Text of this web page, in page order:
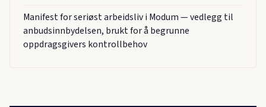
Manifest for seriøst arbeidsliv i Modum — vedlegg til
anbudsinnbydelsen, brukt for å begrunne
oppdragsgivers kontrollbehov